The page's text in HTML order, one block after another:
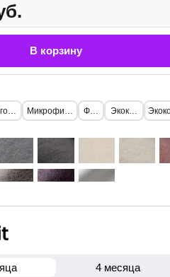
В корзину
Микрофибра Флок Экокожа
4 месяца